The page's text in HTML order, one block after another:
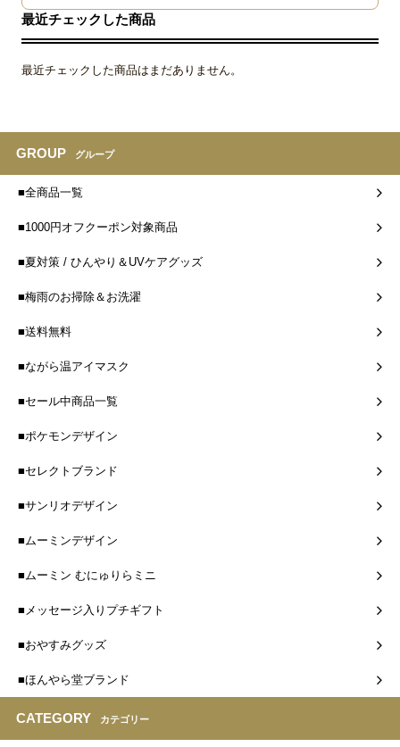
最近チェックした商品
最近チェックした商品はまだありません。
GROUP グループ
■全商品一覧
■1000円オフクーポン対象商品
■夏対策 / ひんやり＆UVケアグッズ
■梅雨のお掃除＆お洗濯
■送料無料
■ながら温アイマスク
■セール中商品一覧
■ポケモンデザイン
■セレクトブランド
■サンリオデザイン
■ムーミンデザイン
■ムーミン むにゅりらミニ
■メッセージ入りプチギフト
■おやすみグッズ
■ほんやら堂ブランド
CATEGORY カテゴリー